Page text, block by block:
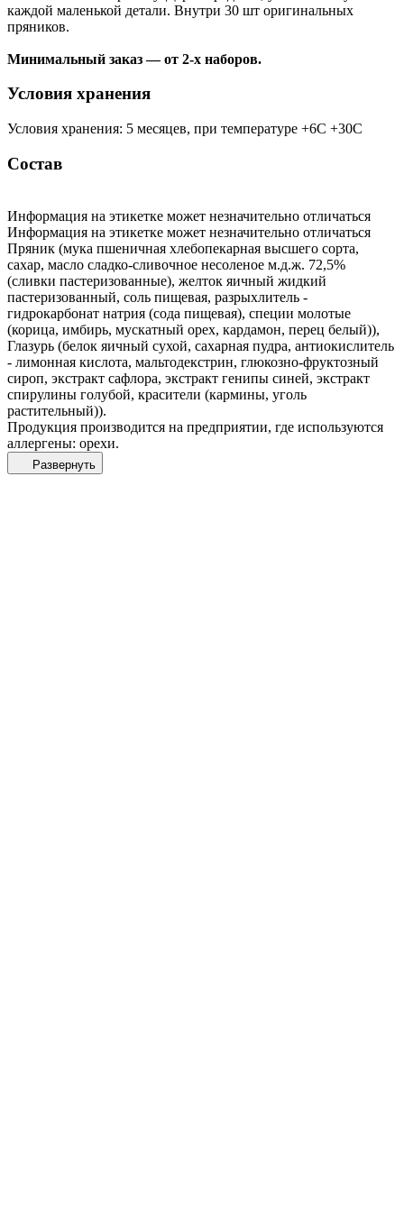
каждой маленькой детали. Внутри 30 шт оригинальных
пряников.
Минимальный заказ — от 2-х наборов.
Условия хранения
Условия хранения: 5 месяцев, при температуре +6С +30С
Состав
Информация на этикетке может незначительно отличаться
Информация на этикетке может незначительно отличаться
Пряник (мука пшеничная хлебопекарная высшего сорта,
сахар, масло сладко-сливочное несоленое м.д.ж. 72,5%
(сливки пастеризованные), желток яичный жидкий
пастеризованный, соль пищевая, разрыхлитель -
гидрокарбонат натрия (сода пищевая), специи молотые
(корица, имбирь, мускатный орех, кардамон, перец белый)),
Глазурь (белок яичный сухой, сахарная пудра, антиокислитель
- лимонная кислота, мальтодекстрин, глюкозно-фруктозный
сироп, экстракт сафлора, экстракт генипы синей, экстракт
спирулины голубой, красители (кармины, уголь
растительный)).
Продукция производится на предприятии, где используются
аллергены: орехи.
Развернуть